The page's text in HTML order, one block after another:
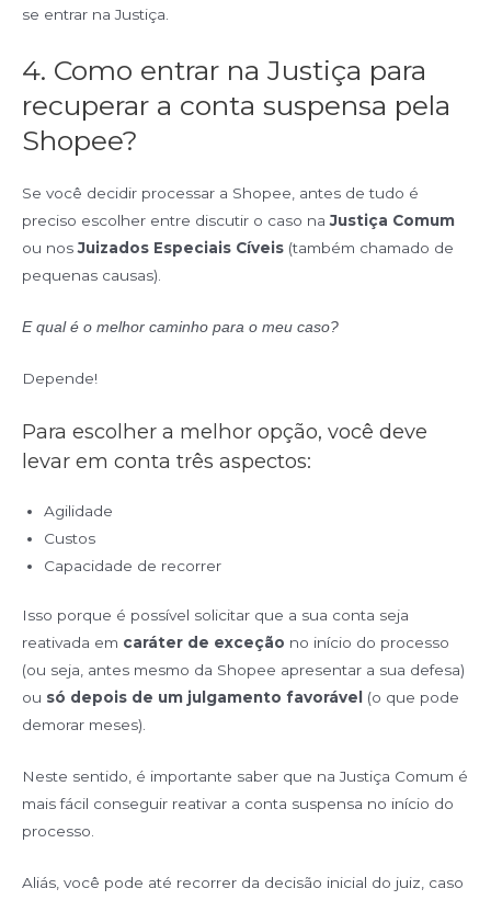
se entrar na Justiça.
4. Como entrar na Justiça para
recuperar a conta suspensa pela
Shopee?
Se você decidir processar a Shopee, antes de tudo é
preciso escolher entre discutir o caso naJustiça Comum
ou nosJuizados Especiais Cíveis (também chamado de
pequenas causas).
E qual é o melhor caminho para o meu caso?
Depende!
Para escolher a melhor opção, você deve
levar em conta três aspectos:
Agilidade
Custos
Capacidade de recorrer
Isso porque é possível solicitar que a sua conta seja
reativada em caráter de exceção no início do processo
(ou seja, antes mesmo da Shopee apresentar a sua defesa)
ou só depois de um julgamento favorável (o que pode
demorar meses).
Neste sentido, é importante saber que na Justiça Comum é
mais fácil conseguir reativar a conta suspensa no início do
processo.
Aliás, você pode até recorrer da decisão inicial do juiz, caso